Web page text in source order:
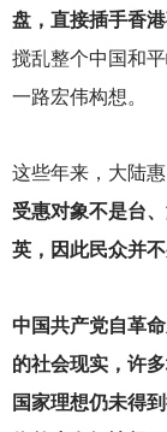
盘，直接插手香
搅乱整个中国和
一路宏伟构想。
这些年来，大陆
受惠对象不是台
英，因此民众并不
中国共产党自革
的社会现实，许
国家理想仍未得